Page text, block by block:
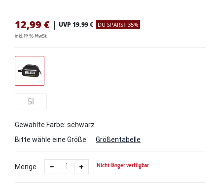
12,99 € | UVP 19,99 € DU SPARST 35%
inkl. 19 % MwSt.
5l
Gewählte Farbe: schwarz
Bitte wähle eine Größe
Größentabelle
Menge Nicht länger verfügbar